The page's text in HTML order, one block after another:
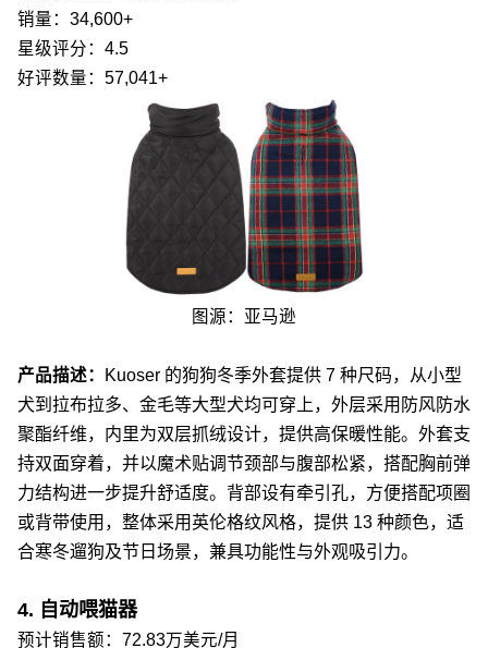
销量：34,600+
星级评分：4.5
好评数量：57,041+
图源：亚马逊
产品描述：
Kuoser 的狗狗冬季外套提供 7 种尺码，从小型
犬到拉布拉多、金毛等大型犬均可穿上，外层采用防风防水
聚酯纤维，内里为双层抓绒设计，提供高保暖性能。外套支
持双面穿着，并以魔术贴调节颈部与腹部松紧，搭配胸前弹
力结构进一步提升舒适度。背部设有牵引孔，方便搭配项圈
或背带使用，整体采用英伦格纹风格，提供 13 种颜色，适
合寒冬遛狗及节日场景，兼具功能性与外观吸引力。
4. 自动喂猫器
预计销售额：72.83万美元/月